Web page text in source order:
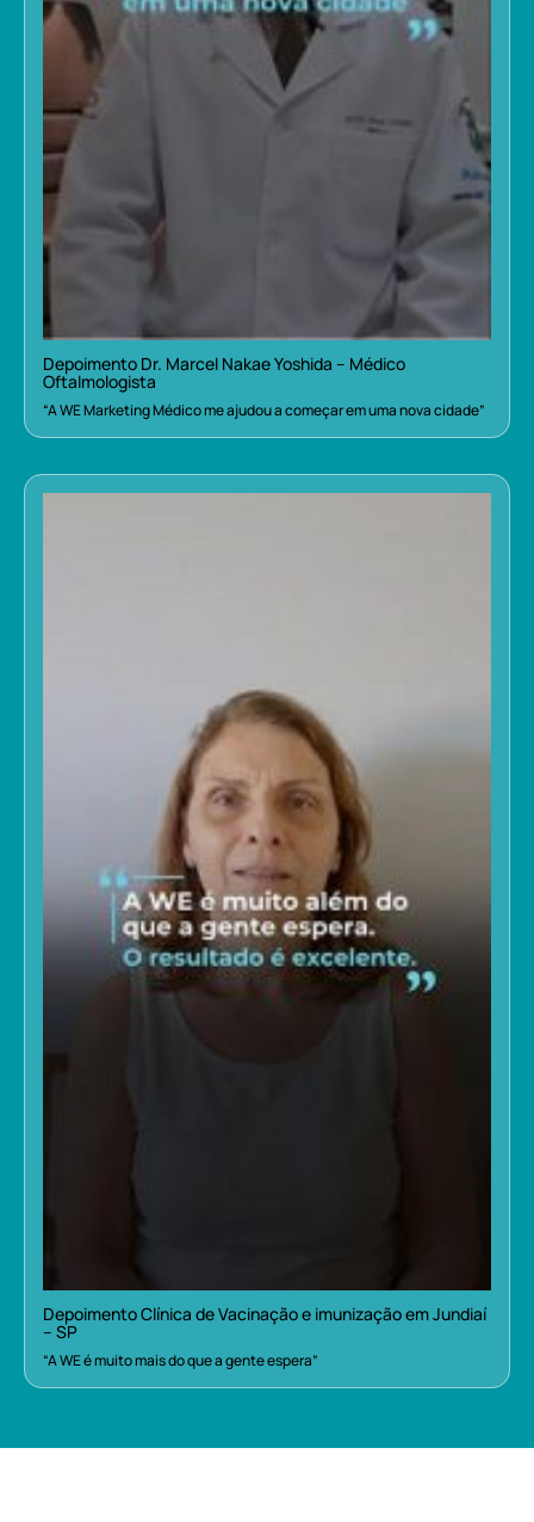
Depoimento Dr. Marcel Nakae Yoshida – Médico
Oftalmologista
“A WE Marketing Médico me ajudou a começar em uma nova cidade”
Depoimento Clínica de Vacinação e imunização em Jundiaí
– SP
“A WE é muito mais do que a gente espera”